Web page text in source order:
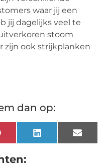
waar jij een
jij dagelijks veel te
stoom
zijn ook strijkplanken
dan op:
Pinterest LinkedIn Email